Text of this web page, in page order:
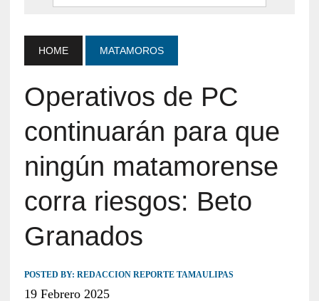
HOME MATAMOROS
Operativos de PC
continuarán para que
ningún matamorense
corra riesgos: Beto
Granados
POSTED BY: REDACCION REPORTE TAMAULIPAS
19 Febrero 2025